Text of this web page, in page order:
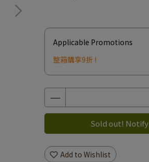
Applicable Promotions
整箱購享9折 !
Sold out!
Add to Wishlist